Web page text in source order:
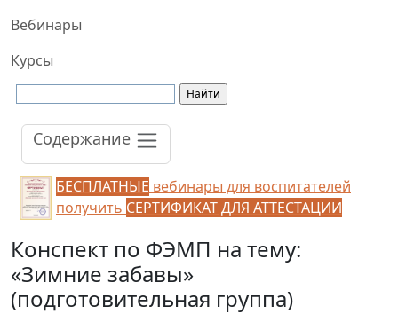
Вебинары
Курсы
Содержание
БЕСПЛАТНЫЕ вебинары для воспитателей
получить СЕРТИФИКАТ ДЛЯ АТТЕСТАЦИИ
Конспект по ФЭМП на тему:
«Зимние забавы»
(подготовительная группа)